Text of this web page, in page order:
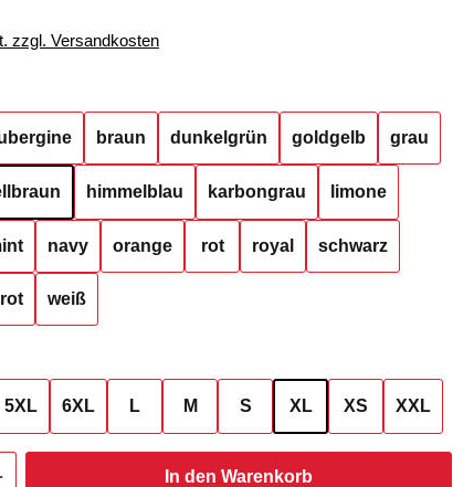
zzgl. Versandkosten
braun dunkelgrün goldgelb grau
himmelblau karbongrau limone
navy orange rot royal schwarz
weiß
5XL 6XL L M S XL XS XXL
Gib den gewünschten Wert ein
In den Warenkorb